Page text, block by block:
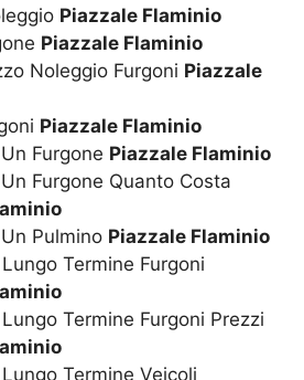
Piazzale Flaminio
Piazzale Flaminio
Noleggio Furgoni Piazzale
Piazzale Flaminio
Furgone Piazzale Flaminio
Furgone Quanto Costa
Pulmino Piazzale Flaminio
Termine Furgoni
Termine Furgoni Prezzi
Termine Veicoli